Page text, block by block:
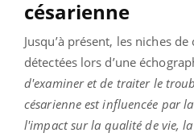
césarienne
Jusqu’à présent, les niches
détectées lors d’une
d'examiner et de traiter le
césarienne est influencée par
l'impact sur la qualité de vie,